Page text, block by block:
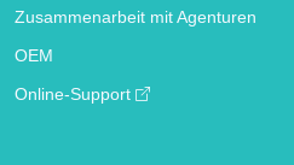
Zusammenarbeit mit Agenturen
OEM
Online-Support